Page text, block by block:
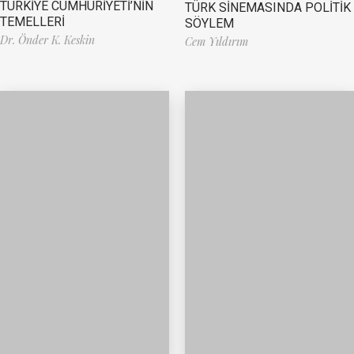
TÜRKİYE CUMHURİYETİ’NİN
TEMELLERİ
Dr. Önder K. Keskin
TÜRK SİNEMASINDA POLİTİK
SÖYLEM
Cem Yıldırım